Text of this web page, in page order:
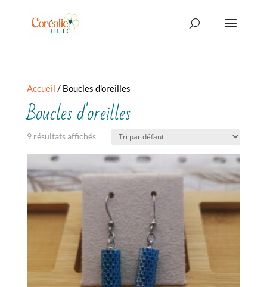
Accueil / Boucles d'oreilles
Boucles d'oreilles
9 résultats affichés